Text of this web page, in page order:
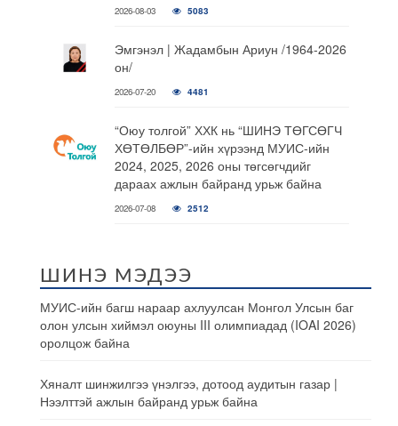
2026-08-03 5083
Эмгэнэл | Жадамбын Ариун /1964-2026
он/
2026-07-20 4481
“Оюу толгой” ХХК нь “ШИНЭ ТӨГСӨГЧ
ХӨТӨЛБӨР”-ийн хүрээнд МУИС-ийн
2024, 2025, 2026 оны төгсөгчдийг
дараах ажлын байранд урьж байна
2026-07-08 2512
ШИНЭ МЭДЭЭ
МУИС-ийн багш нараар ахлуулсан Монгол Улсын баг
олон улсын хиймэл оюуны III олимпиадад (IOAI 2026)
оролцож байна
Хяналт шинжилгээ үнэлгээ, дотоод аудитын газар |
Нээлттэй ажлын байранд урьж байна